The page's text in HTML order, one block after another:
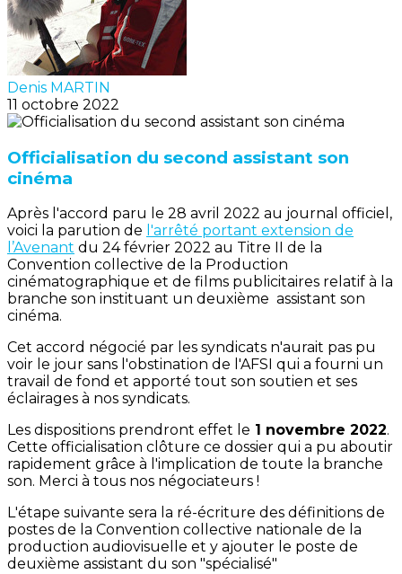
Denis MARTIN
11 octobre 2022
Officialisation du second assistant son
cinéma
Après l'accord paru le 28 avril 2022 au journal officiel,
voici la parution de l'arrêté portant extension de
l’Avenant du 24 février 2022 au Titre II de la
Convention collective de la Production
cinématographique et de films publicitaires relatif à la
branche son instituant un deuxième assistant son
cinéma.
Cet accord négocié par les syndicats n'aurait pas pu
voir le jour sans l'obstination de l'AFSI qui a fourni un
travail de fond et apporté tout son soutien et ses
éclairages à nos syndicats.
Les dispositions prendront effet le 1 novembre 2022.
Cette officialisation clôture ce dossier qui a pu aboutir
rapidement grâce à l'implication de toute la branche
son. Merci à tous nos négociateurs !
L'étape suivante sera la ré-écriture des définitions de
postes de la Convention collective nationale de la
production audiovisuelle et y ajouter le poste de
deuxième assistant du son "spécialisé"